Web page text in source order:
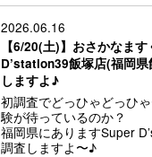
2026.06.16
【6/20(土)】おさかなま
D’station39飯塚店(福岡
しますよ♪
初調査でどっひゃどっひ
験が待っているのか？
福岡県にありますSuper
調査しますよ〜♪